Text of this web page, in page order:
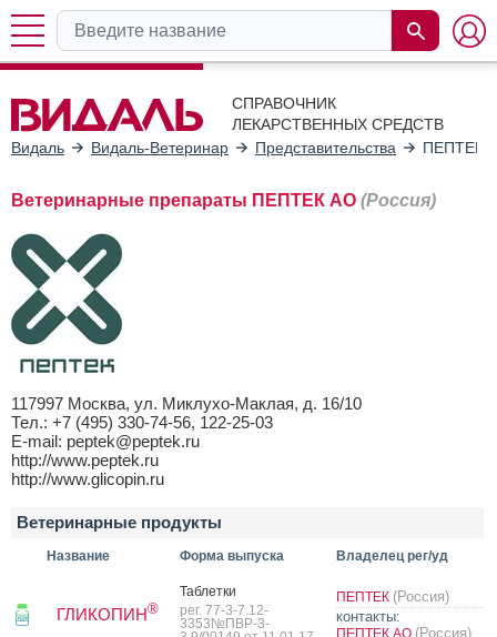
СПРАВОЧНИК
ЛЕКАРСТВЕННЫХ СРЕДСТВ
Видаль
Видаль-Ветеринар Представительства ПЕПТЕК
Ветеринарные препараты ПЕПТЕК АО (Россия)
117997 Москва, ул. Миклухо-Маклая, д. 16/10
Тел.: +7 (495) 330-74-56, 122-25-03
E-mail: peptek@peptek.ru
http://www.peptek.ru
http://www.glicopin.ru
Ветеринарные продукты
Название Форма выпуска Владелец рег/уд
ГЛИКОПИН®
Таб­летки
рег. 77-3-7.12-
3353№ПВР-3-
ПЕПТЕК (Россия)
контакты:
ПЕПТЕК АО (Россия)